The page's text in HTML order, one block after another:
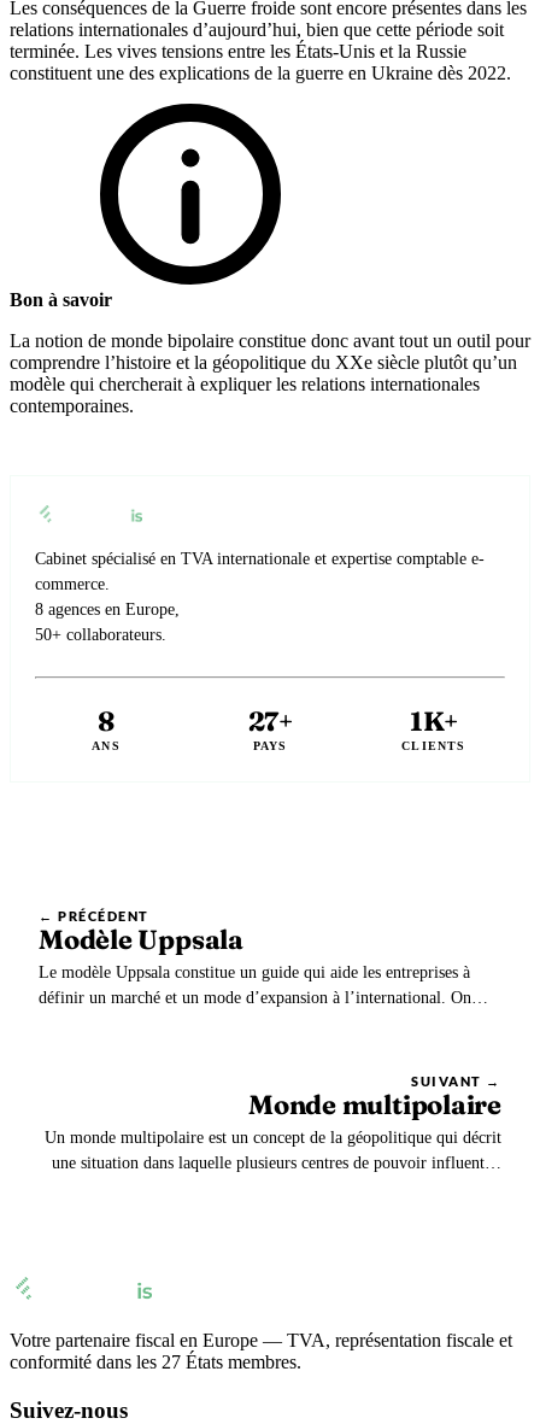
Les conséquences de la Guerre froide sont encore présentes dans les
relations internationales d’aujourd’hui, bien que cette période soit
terminée. Les vives tensions entre les États-Unis et la Russie
constituent une des explications de la guerre en Ukraine dès 2022.
Bon à savoir
La notion de monde bipolaire constitue donc avant tout un outil pour
comprendre l’histoire et la géopolitique du XXe siècle plutôt qu’un
modèle qui chercherait à expliquer les relations internationales
contemporaines.
Cabinet spécialisé en TVA internationale et expertise comptable e-
commerce.
8 agences en Europe,
50+ collaborateurs.
8
ANS
27+
PAYS
1K+
CLIENTS
← PRÉCÉDENT
Modèle Uppsala
Le modèle Uppsala constitue un guide qui aide les entreprises à
définir un marché et un mode d’expansion à l’international. On
SUIVANT →
Monde multipolaire
Un monde multipolaire est un concept de la géopolitique qui décrit
une situation dans laquelle plusieurs centres de pouvoir influent et
Votre partenaire fiscal en Europe — TVA, représentation fiscale et
conformité dans les 27 États membres.
Suivez-nous